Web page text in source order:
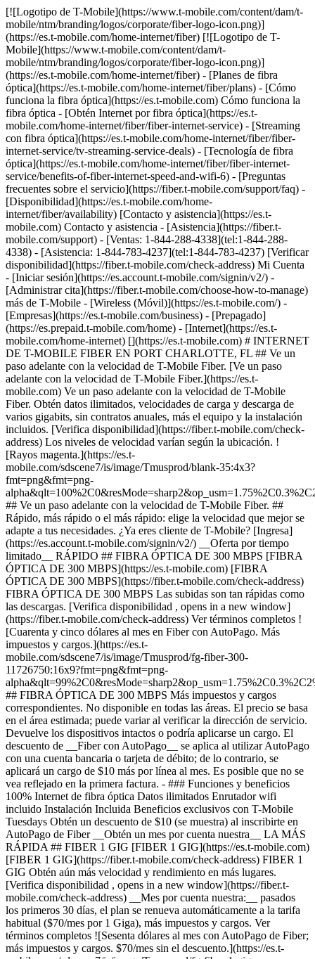
[![Logotipo de T-Mobile](https://www.t-mobile.com/content/dam/t-mobile/ntm/branding/logos/corporate/fiber-logo-icon.png)](https://es.t-mobile.com/home-internet/fiber) [![Logotipo de T-Mobile](https://www.t-mobile.com/content/dam/t-mobile/ntm/branding/logos/corporate/fiber-logo-icon.png)](https://es.t-mobile.com/home-internet/fiber) - [Planes de fibra óptica](https://es.t-mobile.com/home-internet/fiber/plans) - [Cómo funciona la fibra óptica](https://es.t-mobile.com) Cómo funciona la fibra óptica - [Obtén Internet por fibra óptica](https://es.t-mobile.com/home-internet/fiber/fiber-internet-service) - [Streaming con fibra óptica](https://es.t-mobile.com/home-internet/fiber/fiber-internet-service/tv-streaming-service-deals) - [Tecnología de fibra óptica](https://es.t-mobile.com/home-internet/fiber/fiber-internet-service/benefits-of-fiber-internet-speed-and-wifi-6) - [Preguntas frecuentes sobre el servicio](https://fiber.t-mobile.com/support/faq) - [Disponibilidad](https://es.t-mobile.com/home-internet/fiber/availability) [Contacto y asistencia](https://es.t-mobile.com) Contacto y asistencia - [Asistencia](https://fiber.t-mobile.com/support) - [Ventas: 1-844-288-4338](tel:1-844-288-4338) - [Asistencia: 1-844-783-4237](tel:1-844-783-4237) [Verificar disponibilidad](https://fiber.t-mobile.com/check-address) Mi Cuenta - [Iniciar sesión](https://es.account.t-mobile.com/signin/v2/) - [Administrar cita](https://fiber.t-mobile.com/choose-how-to-manage) más de T-Mobile - [Wireless (Móvil)](https://es.t-mobile.com/) - [Empresas](https://es.t-mobile.com/business) - [Prepagado](https://es.prepaid.t-mobile.com/home) - [Internet](https://es.t-mobile.com/home-internet) [](https://es.t-mobile.com) # INTERNET DE T-MOBILE FIBER EN PORT CHARLOTTE, FL ## Ve un paso adelante con la velocidad de T-Mobile Fiber. [Ve un paso adelante con la velocidad de T-Mobile Fiber.](https://es.t-mobile.com) Ve un paso adelante con la velocidad de T-Mobile Fiber. Obtén datos ilimitados, velocidades de carga y descarga de varios gigabits, sin contratos anuales, más el equipo y la instalación incluidos. [Verifica disponibilidad](https://fiber.t-mobile.com/check-address) Los niveles de velocidad varían según la ubicación. ![Rayos magenta.](https://es.t-mobile.com/sdscene7/is/image/Tmusprod/blank-35:4x3?fmt=png&fmt=png-alpha&qlt=100%2C0&resMode=sharp2&op_usm=1.75%2C0.3%2C2%2C0) ## Ve un paso adelante con la velocidad de T-Mobile Fiber. ## Rápido, más rápido o el más rápido: elige la velocidad que mejor se adapte a tus necesidades. ¿Ya eres cliente de T-Mobile? [Ingresa](https://es.account.t-mobile.com/signin/v2/) __Oferta por tiempo limitado__ RÁPIDO ## FIBRA ÓPTICA DE 300 MBPS [FIBRA ÓPTICA DE 300 MBPS](https://es.t-mobile.com) [FIBRA ÓPTICA DE 300 MBPS](https://fiber.t-mobile.com/check-address) FIBRA ÓPTICA DE 300 MBPS Las subidas son tan rápidas como las descargas. [Verifica disponibilidad , opens in a new window](https://fiber.t-mobile.com/check-address) Ver términos completos ![Cuarenta y cinco dólares al mes en Fiber con AutoPago. Más impuestos y cargos.](https://es.t-mobile.com/sdscene7/is/image/Tmusprod/fg-fiber-300-11726750:16x9?fmt=png&fmt=png-alpha&qlt=99%2C0&resMode=sharp2&op_usm=1.75%2C0.3%2C2%2C0) ## FIBRA ÓPTICA DE 300 MBPS Más impuestos y cargos correspondientes. No disponible en todas las áreas. El precio se basa en el área estimada; puede variar al verificar la dirección de servicio. Devuelve los dispositivos intactos o podría aplicarse un cargo. El descuento de __Fiber con AutoPago__ se aplica al utilizar AutoPago con una cuenta bancaria o tarjeta de débito; de lo contrario, se aplicará un cargo de $10 más por línea al mes. Es posible que no se vea reflejado en la primera factura. - ### Funciones y beneficios 100% Internet de fibra óptica Datos ilimitados Enrutador wifi incluido Instalación Incluida Beneficios exclusivos con T-Mobile Tuesdays Obtén un descuento de $10 (se muestra) al inscribirte en AutoPago de Fiber __Obtén un mes por cuenta nuestra__ LA MÁS RÁPIDA ## FIBER 1 GIG [FIBER 1 GIG](https://es.t-mobile.com) [FIBER 1 GIG](https://fiber.t-mobile.com/check-address) FIBER 1 GIG Obtén aún más velocidad y rendimiento en más lugares. [Verifica disponibilidad , opens in a new window](https://fiber.t-mobile.com/check-address) __Mes por cuenta nuestra:__ pasados los primeros 30 días, el plan se renueva automáticamente a la tarifa habitual ($70/mes por 1 Giga), más impuestos y cargos. Ver términos completos ![Sesenta dólares al mes con AutoPago de Fiber; más impuestos y cargos. $70/mes sin el descuento.](https://es.t-mobile.com/sdscene7/is/image/Tmusprod/fg-fiber-1-gig-11726750:16x9?fmt=png&fmt=png-alpha&qlt=99%2C0&resMode=sharp2&op_usm=1.75%2C0.3%2C2%2C0) ## FIBER 1 GIG Más impuestos y cargos aplicables. No disponible en todas las áreas. Precios basados ​​en la ubicación estimada; pueden variar según la dirección de servicio verificada. Devuelve cada dispositivo en perfecto estado; de lo contrario, se podría aplicar un cargo. __Extensor wifi mesh:__ Incluye hasta 1 extensores mesh según sea necesario, en función de la evaluación de un instalador profesional. El descuento de __Fiber con AutoPago__ se aplica al utilizar AutoPago con una cuenta bancaria o tarjeta de débito; de lo contrario, se aplicará un cargo de $10 más por línea al mes. Es posible que no se vea reflejado en la primera factura. __Mes por cuenta nuestra:__ oferta por tiempo limitado; sujeta a cambio. Requiere un plan de 1 Giga (o superior). Si se cancelaron líneas en los últimos 90 días, es posible que primero deban reactivarse. Se puede cancelar en cualquier momento. Máximo de 1 por cuenta. No se puede combinar con ciertas ofertas, descuentos o promociones. - ### Funciones y beneficios 100% Internet de fibra óptica Datos ilimitados Enrutador wifi incluido Instalación Incluida Extensor de red wifi según sea necesario Beneficios exclusivos con T-Mobile Tuesdays Obtén un descuento de $10 (se muestra) al inscribirte en AutoPago de Fiber __Obtén un mes por cuenta nuestra + un reembolso de $100__ LA MÁS RÁPIDA ## FIBER 2 GIG [FIBER 2 GIG](https://es.t-mobile.com) [FIBER 2 GIG](https://fiber.t-mobile.com/check-address) FIBER 2 GIG Administra tu trabajo, entretenimiento y más con nuestras velocidades más rápidas y el wifi más potente. [Verifica disponibilidad , opens in a new window](https://fiber.t-mobile.com/check-address) __Mes por cuenta nuestra:__ pasados los primeros 30 días, el plan se renueva automáticamente a la tarifa habitual ($80/mes por 2 Giga), más impuestos y cargos. __$100 de reembolso:__ vía tarjeta virtual de prepago en un plan elegible. Puede demorar 14 semanas después de la instalación. Ver términos completos ![Setenta dólares al mes con AutoPago de Fiber; más impuestos y cargos. $80/mes sin el descuento.](https://es.t-mobile.com/sdscene7/is/image/Tmusprod/fg-fiber-2-gig-11726750:16x9?fmt=png&fmt=png-alpha&qlt=99%2C0&resMode=sharp2&op_usm=1.75%2C0.3%2C2%2C0) ## FIBER 2 GIG Más impuestos y cargos aplicables. No disponible en todas las áreas. Precios basados ​​en la ubicación estimada; pueden variar según la dirección de servicio verificada. Devuelve cada dispositivo sin daños o se podría aplicar un cargo. __Extensor wifi mesh:__ incluye hasta 1 extensores mesh, según sea necesario, en función de la evaluación de un instalador profesional. El descuento en __Fiber por AutoPago__ se aplica al utilizar AutoPago con una cuenta bancaria o tarjeta de débito; de lo contrario, $10 más por línea al mes. Es posible que no se vea reflejado en la primera factura. __$100 de reembolso:__ oferta por tiempo limitado; sujeta a cambio. Requiere activación de nueva línea de Internet Fiber en plan de 2 Gigas. El pedido debe realizarse antes del 8/31/26 y la instalación hasta el 9/30/26. Si se cancelaron líneas de Internet en los últimos 90 días, es posible que deban reactivarse primero. $100 con una tarjeta virtual de prepago Mastercard; para usar por Internet o en tiendas mediante apps móviles de pago aceptadas; __no tiene acceso a dinero en efectivo y vence en 6 meses__. La tarjeta virtual es emitida por Pathward®, N.A., miembro de FDIC, conforme a una licencia de Mastercard International Incorporated. Mastercard y el diseño de los círculos son marcas registradas de Mastercard International Incorporated. No permite acceder a dinero en efectivo ni realizar pagos recurrentes. Puede utilizarse donde se acepten tarjetas de débito Mastercard por Internet, para pedidos por teléfono/correo o en tiendas que acepten billetera móvil. Válido hasta 6 meses; los fondos no utilizados se perderán después de la fecha de vencimiento válida. Se aplican términos y condiciones. La línea con promoción debe estar activa y al corriente cuando la tarjeta sea emitida. Máximo de 1/cuenta. No se puede combinar con ciertas ofertas, descuentos o promociones. __Mes por cuenta nuestra:__ oferta por tiempo limitado; sujeta a cambio. Requiere un plan de 1 Giga (o superior). Si se cancelaron líneas en los últimos 90 días, es posible que primero deban reactivarse. Se puede cancelar en cualquier momento. Máximo de 1 por cuenta. No se puede combinar con ciertas ofertas, descuentos o promociones. - ### Funciones y beneficios 100% Internet de fibra óptica Datos ilimitados Enrutador wifi incluido Instalación Incluida Extensor de red wifi según sea necesario Beneficios exclusivos con T-Mobile Tuesdays Obtén un descuento de $10 (se muestra) al inscribirte en AutoPago de Fiber [Mas info sobre planes , opens in a new window](https://es.t-mobile.com/home-internet/fiber/plans) ## Descubre los beneficios increíbles del servicio de Internet T-Mobile Fiber en Port Charlotte, FL ## Velocidades Gigabit. Velocidades de carga y descarga de varios gigabits. Ver términos completos ![Ícono de velocidades Gigabit](https://es.t-mobile.com/sdscene7/is/image/Tmusprod/Gi